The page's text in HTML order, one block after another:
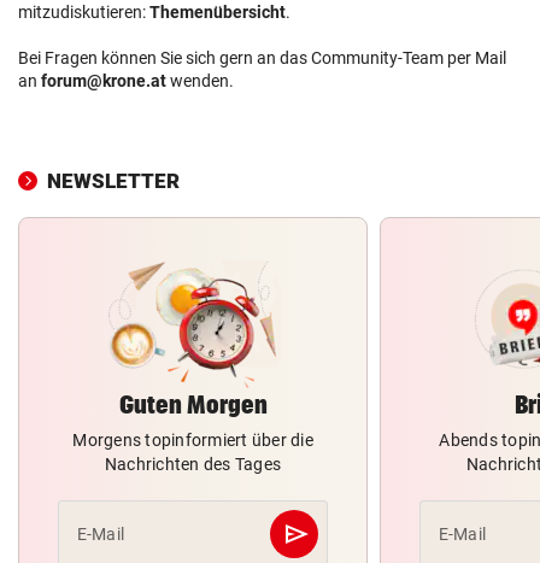
mitzudiskutieren:Themenübersicht.
Bei Fragen können Sie sich gern an das Community-Team per Mail
an forum@krone.atwenden.
NEWSLETTER
Guten Morgen
Morgens topinformiert über die
Nachrichten des Tages
E-Mail send
Abschicken
Abends
E-Mail